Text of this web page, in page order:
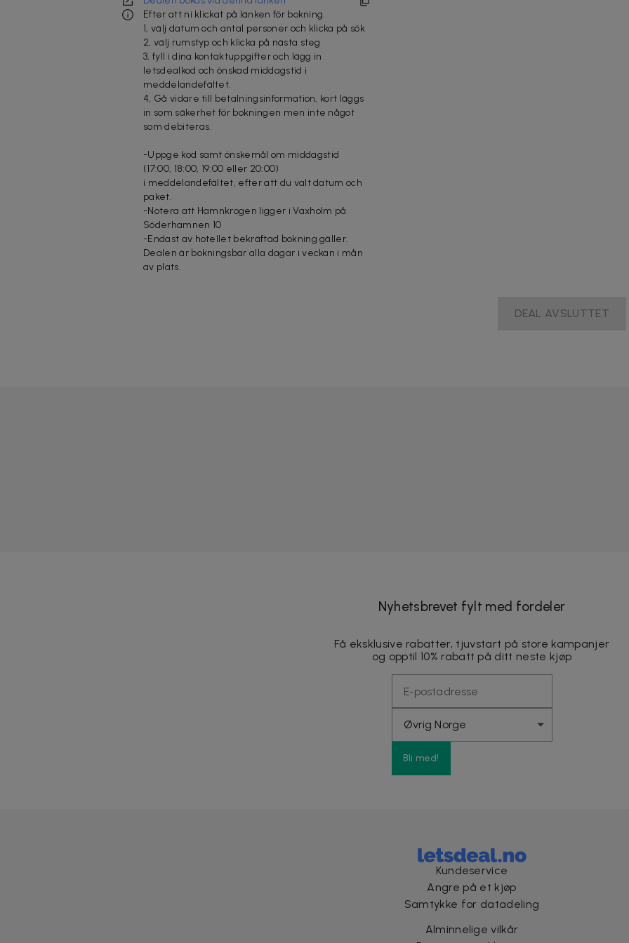
Efter att ni klickat på länken för bokning.
1, välj datum och antal personer och klicka på sök
2, välj rumstyp och klicka på nästa steg
3, fyll i dina kontaktuppgifter och lägg in
letsdealkod och önskad middagstid i
meddelandefältet.
4, Gå vidare till betalningsinformation, kort läggs
in som säkerhet för bokningen men inte något
som debiteras.
-Uppge kod samt önskemål om middagstid
(17:00, 18:00, 19:00 eller 20:00)
i meddelandefältet, efter att du valt datum och
paket.
-Notera att Hamnkrogen ligger i Vaxholm på
Söderhamnen 10
-Endast av hotellet bekräftad bokning gäller.
Dealen är bokningsbar alla dagar i veckan i mån
av plats.
DEAL AVSLUTTET
Nyhetsbrevet fylt med fordeler
Få eksklusive rabatter, tjuvstart på store kampanjer
og opptil 10% rabatt på ditt neste kjøp
Bli med!
Kundeservice
Angre på et kjøp
Samtykke for datadeling
Alminnelige vilkår